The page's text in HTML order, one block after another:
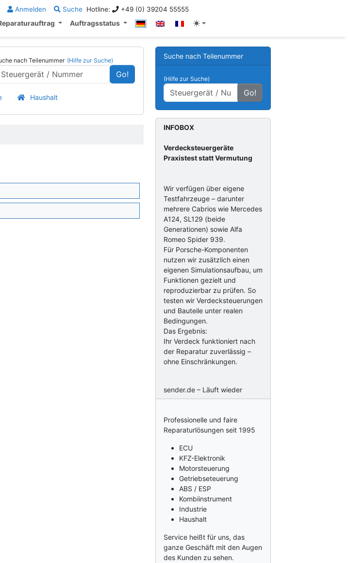
Anmelden Suche Hotline: +49 (0) 39204 55555
Auftragsstatus
nach Teilenummer (Hilfe zur Suche)
Go!
Haushalt
Suche nach Teilenummer
(Hilfe zur Suche)
Go!
INFOBOX
Verdecksteuergeräte
Praxistest statt Vermutung
Wir verfügen über eigene
Testfahrzeuge – darunter
mehrere Cabrios wie Mercedes
A124, SL129 (beide
Generationen) sowie Alfa
Romeo Spider 939.
Für Porsche-Komponenten
nutzen wir zusätzlich einen
eigenen Simulationsaufbau, um
Funktionen gezielt und
reproduzierbar zu prüfen. So
testen wir Verdecksteuerungen
und Bauteile unter realen
Bedingungen.
Das Ergebnis:
Ihr Verdeck funktioniert nach
der Reparatur zuverlässig –
ohne Einschränkungen.
sender.de – Läuft wieder
Professionelle und faire
Reparaturlösungen seit 1995
ECU
KFZ-Elektronik
Motorsteuerung
Getriebseteuerung
ABS / ESP
Kombiinstrument
Industrie
Haushalt
Service heißt für uns, das
ganze Geschäft mit den Augen
des Kunden zu sehen.